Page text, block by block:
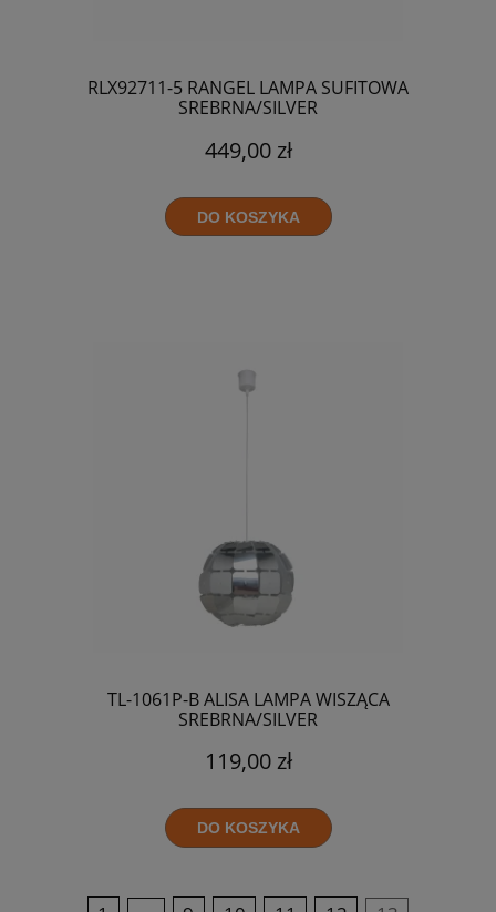
RLX92711-5 RANGEL LAMPA SUFITOWA
SREBRNA/SILVER
449,00 zł
DO KOSZYKA
TL-1061P-B ALISA LAMPA WISZĄCA
SREBRNA/SILVER
119,00 zł
DO KOSZYKA